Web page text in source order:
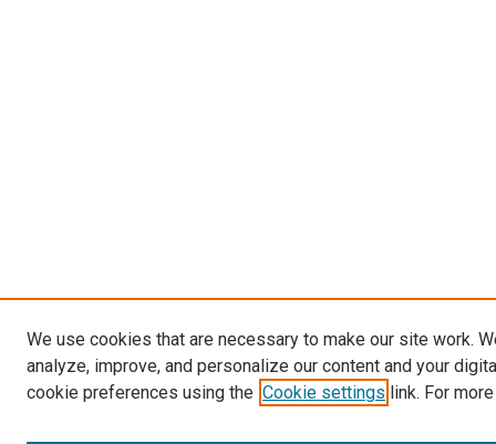
We use cookies that are necessary to make our site work.
analyze, improve, and personalize our content and your
cookie preferences using the Cookie settings link. For